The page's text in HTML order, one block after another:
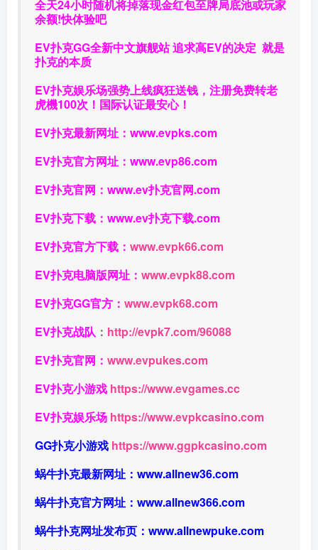
全天24小时随机将掉落现金红包至牌局底池或玩家
余额!快体验吧
EV扑克GG全新中文旗舰站追求高EV的决定 就是
扑克的本质
EV扑克娱乐场强势上线疯狂送钱，注册免费转老
虎機100次！国际认证最安心！
EV扑克最新网址： www.evpks.com
EV扑克官方网址： www.evp86.com
EV扑克官网： www.ev扑克官网.com
EV扑克下载： www.ev扑克下载.com
EV扑克官方下载： www.evpk66.com
EV扑克电脑版网址： www.evpk88.com
EV扑克GG官方： www.evpk68.com
EV扑克战队 ： http://evpk7.com/96088
EV扑克官网： www.evpukes.com
EV扑克小游戏 https://www.evgames.cc
EV扑克娱乐场 https://www.evpkcasino.com
GG扑克小游戏 https://www.ggpkcasino.com
蜗牛扑克最新网址： www.allnew36.com
蜗牛扑克官方网址： www.allnew366.com
蜗牛扑克网址发布页： www.allnewpuke.com